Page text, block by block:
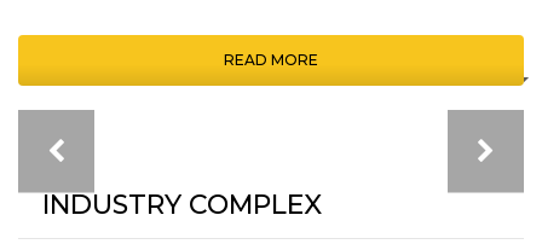
READ MORE
INDUSTRY COMPLEX